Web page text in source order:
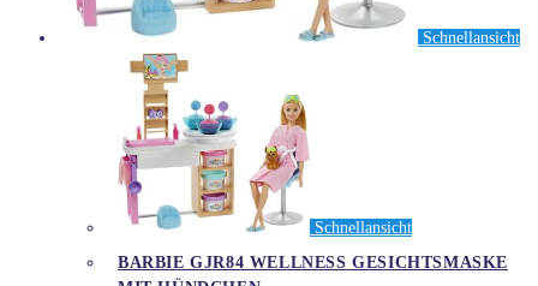
Schnellansicht
Schnellansicht
BARBIE GJR84 WELLNESS GESICHTSMASKE